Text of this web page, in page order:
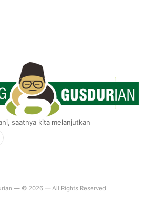
saatnya kita melanjutkan
— © 2026 — All Rights Reserved